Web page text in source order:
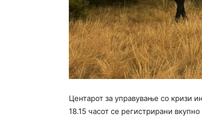
Центарот за управување со кризи
18.15 часот се регистрирани